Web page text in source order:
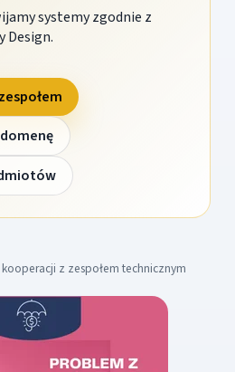
systemy zgodnie z
Design.
z zespołem technicznym